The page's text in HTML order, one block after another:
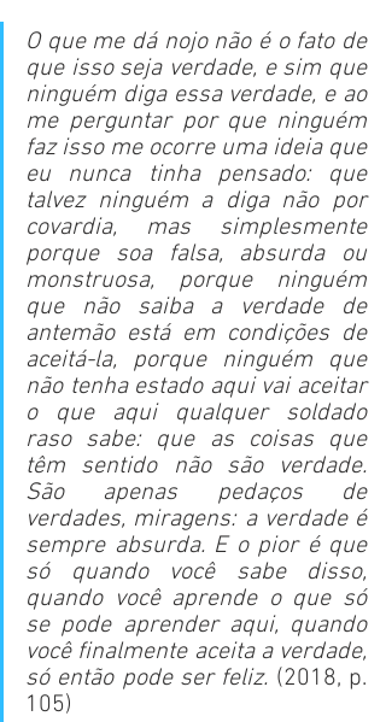
O que me dá nojo não é o fato de
que isso seja verdade, e sim que
ninguém diga essa verdade, e ao
me perguntar por que ninguém
faz isso me ocorre uma ideia que
eu nunca tinha pensado: que
talvez ninguém a diga não por
covardia, mas simplesmente
porque soa falsa, absurda ou
monstruosa, porque ninguém
que não saiba a verdade de
antemão está em condições de
aceitá-la, porque ninguém que
não tenha estado aqui vai aceitar
o que aqui qualquer soldado
raso sabe: que as coisas que
têm sentido não são verdade.
São apenas pedaços de
verdades, miragens: a verdade é
sempre absurda. E o pior é que
só quando você sabe disso,
quando você aprende o que só
se pode aprender aqui, quando
você finalmente aceita a verdade,
só então pode ser feliz. (2018, p.
105)